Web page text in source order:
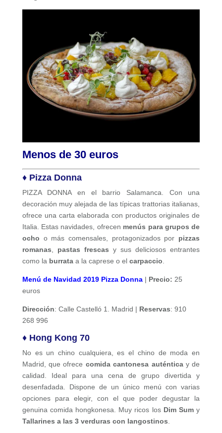
Menos de 30 euros
♦ Pizza Donna
PIZZA DONNA en el barrio Salamanca. Con una
decoración muy alejada de las típicas trattorias italianas,
ofrece una carta elaborada con productos originales de
Italia. Estas navidades, ofrecen menús para grupos de
ocho o más comensales, protagonizados por pizzas
romanas, pastas frescas y sus deliciosos entrantes
como la burrataa la caprese o el carpaccio.
Menú de Navidad 2019 Pizza Donna | Precio: 25
euros
Dirección: Calle Castelló 1. Madrid | Reservas: 910
268 996
♦ Hong Kong 70
No es un chino cualquiera, es el chino de moda en
Madrid, que ofrece comida cantonesa auténticay de
calidad. Ideal para una cena de grupo divertida y
desenfadada. Dispone de un único menú con varias
opciones para elegir, con el que poder degustar la
genuina comida hongkonesa. Muy ricos los Dim Sum y
Tallarines a las 3 verduras con langostinos.